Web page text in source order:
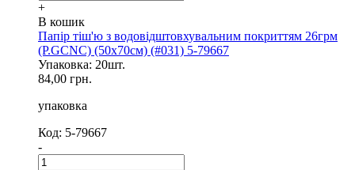
+
В кошик
Папір тіш'ю з водовідштовхувальним покриттям 26грм
(P.GCNC) (50x70см) (#031) 5-79667
Упаковка: 20шт.
84,00 грн.
упаковка
Код: 5-79667
-